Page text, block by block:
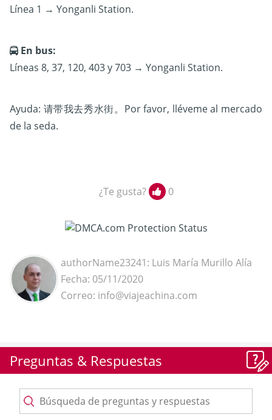
Línea 1 → Yonganli Station.
En bus:
Líneas 8, 37, 120, 403 y 703 → Yonganli Station.
Ayuda: 请带我去秀水街。Por favor, lléveme al mercado
de la seda.
authorName23241: Luis María Murillo Alía
Fecha: 05/11/2020
Correo: info@viajeachina.com
¿Te gusta? 0
Preguntas & Respuestas